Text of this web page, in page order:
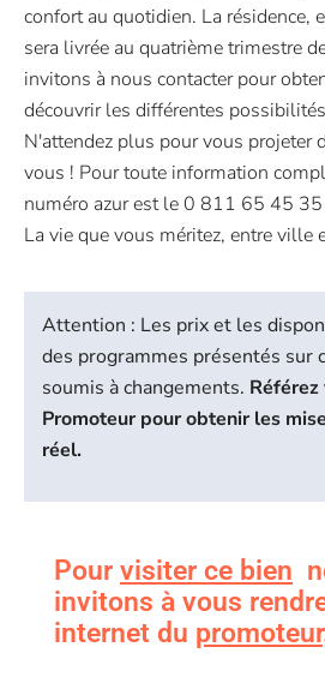
confort au quotidien. La résidence,
sera livrée au quatrième trimestre
invitons à nous contacter pour
découvrir les différentes
N'attendez plus pour vous projeter
vous ! Pour toute information
numéro azur est le 0 811 65 45
La vie que vous méritez, entre ville
Attention : Les prix et les
des programmes présentés sur
soumis à changements. Référez
Promoteur pour obtenir les
réel.
Pour visiter ce bien
invitons à vous
internet du promoteur